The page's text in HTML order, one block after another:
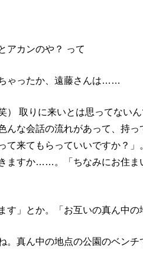
アカンのや？ って
ゃったか、遠藤さんは……
取りに来いとは思ってないん
んな会話の流れがあって、持
て来てもらっていいですか？
ますか……。「ちなみにお住ま
す」とか。「お互いの真ん中
。真ん中の地点の公園のベン